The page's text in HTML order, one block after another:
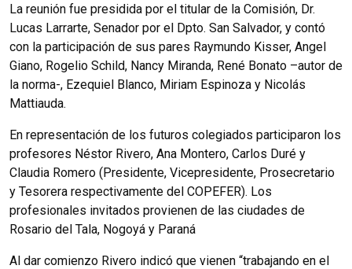
La reunión fue presidida por el titular de la Comisión, Dr.
Lucas Larrarte, Senador por el Dpto. San Salvador, y contó
con la participación de sus pares Raymundo Kisser, Angel
Giano, Rogelio Schild, Nancy Miranda, René Bonato –autor de
la norma-, Ezequiel Blanco, Miriam Espinoza y Nicolás
Mattiauda.
En representación de los futuros colegiados participaron los
profesores Néstor Rivero, Ana Montero, Carlos Duré y
Claudia Romero (Presidente, Vicepresidente, Prosecretario
y Tesorera respectivamente del COPEFER). Los
profesionales invitados provienen de las ciudades de
Rosario del Tala, Nogoyá y Paraná
Al dar comienzo Rivero indicó que vienen “trabajando en el